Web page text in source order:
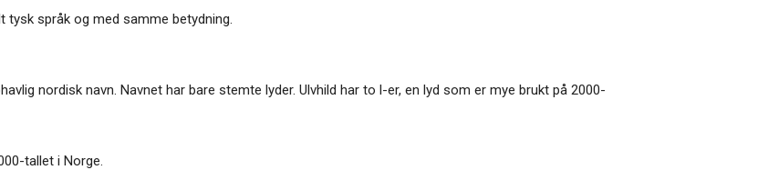
språk og med samme betydning.
nordisk navn. Navnet har bare stemte lyder. Ulvhild har to l-er, en lyd som er mye brukt på 2000-
tallet i Norge.